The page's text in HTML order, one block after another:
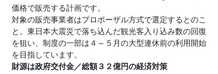
価格で販売する計画です。
対象の販売事業者はプロポーザル方式で選定するとのこ
と。東日本大震災で落ち込んだ観光客入り込み数の回復
を狙い、制度の一部は４～５月の大型連休前の利用開始
を目指しています。
財源は政府交付金／総額３２億円の経済対策